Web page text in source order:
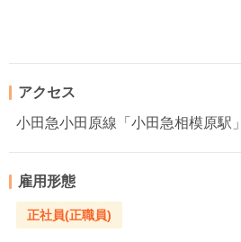
アクセス
小田急小田原線「小田急相模原駅
雇用形態
正社員(正職員)